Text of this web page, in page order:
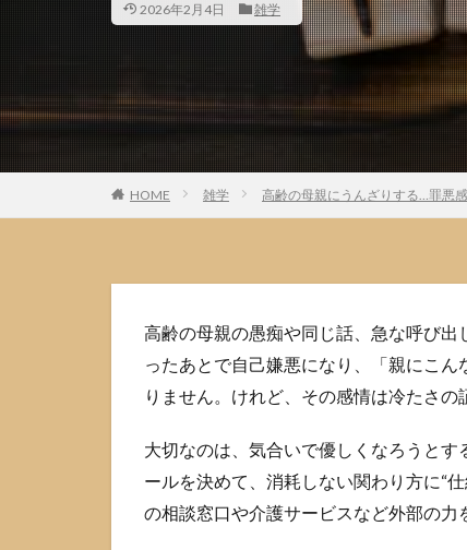
2026年2月4日 雑学
HOME 雑学 高齢の母親にうんざりする…罪悪
高齢の母親の愚痴や同じ話、急な呼び
ったあとで自己嫌悪になり、「親にこ
りません。けれど、その感情は冷たさの
大切なのは、気合いで優しくなろうと
ールを決めて、消耗しない関わり方に“
の相談窓口や介護サービスなど外部の力